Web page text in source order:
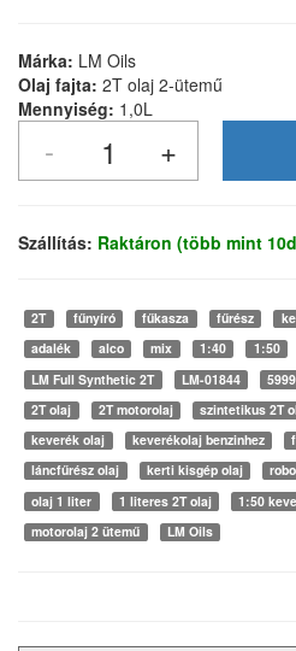
Márka: LM Oils
Olaj fajta: 2T olaj 2-ütemű
Mennyiség: 1,0L
Szállítás: Raktáron (több mint
2T fűnyíró fűkasza fűrész
adalék
alco mix 1:40 1:50
LM Full Synthetic 2T
LM-01844
2T olaj
2T motorolaj szintetikus 2T
keverék olaj
keverékolaj benzinhez
láncfűrész olaj
kerti kisgép olaj
olaj 1 liter
1 literes 2T olaj 1:50
motorolaj 2 ütemű
LM Oils